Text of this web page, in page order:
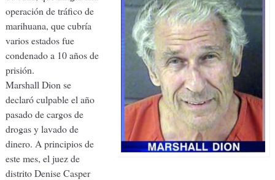
operación de tráfico de
marihuana, que cubría
varios estados fue
condenado a 10 años de
prisión.
Marshall Dion se
declaró culpable el año
pasado de cargos de
drogas y lavado de
dinero. A principios de
este mes, el juez de
distrito Denise Casper